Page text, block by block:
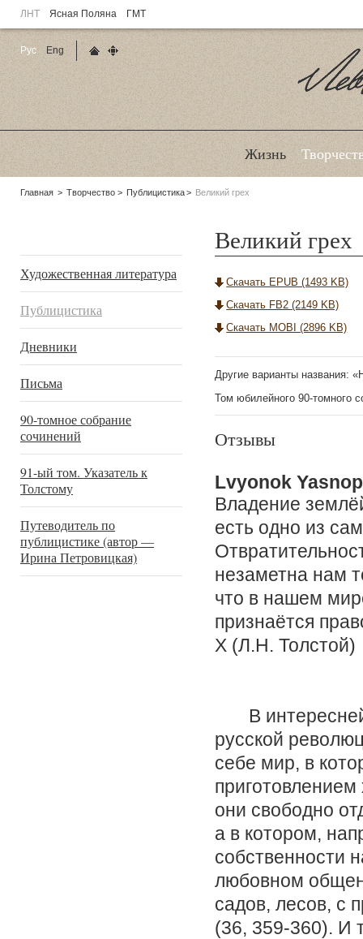
ЛНТ Ясная Поляна ГМТ
Жизнь
Родительские
Главная Творчество Публицистика Великий грех
Художественная литература
Публицистика
Дневники
Письма
90-томное собрание
сочинений
91-ый том. Указатель к
Толстому
Путеводитель по
публицистике (автор —
Ирина Петровицкая)
Великий грех
Скачать EPUB (1493 KB)
Скачать FB2 (2149 KB)
Скачать MOBI (2896 KB)
Другие варианты названия:
Том юбилейного 90-томного
Отзывы
Lvyonok
Владение
есть одно из
незаметна нам
что в нашем
признаётся
X (Л.Н. Толстой)
В
русской
себе мир, в
они свободно
а в котором,
собственности
любовном
садов, лесов, с
(36, 359-360). И
Рус
Eng